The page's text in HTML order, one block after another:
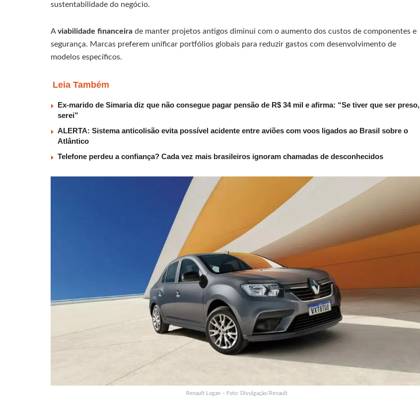
sustentabilidade do negócio.
Aviabilidade financeira de manter projetos antigos diminui com o aumento dos custos de componentes e
segurança. Marcas preferem unificar portfólios globais para reduzir gastos com desenvolvimento de
modelos específicos.
Leia Também
Ex-marido de Simaria diz que não consegue pagar pensão de R$ 34 mil e afirma: “Se tiver que ser preso,
serei”
ALERTA: Sistema anticolisão evita possível acidente entre aviões com voos ligados ao Brasil sobre o
Atlântico
Telefone perdeu a confiança? Cada vez mais brasileiros ignoram chamadas de desconhecidos
Renault Logan – Foto: Divulgação/Renault